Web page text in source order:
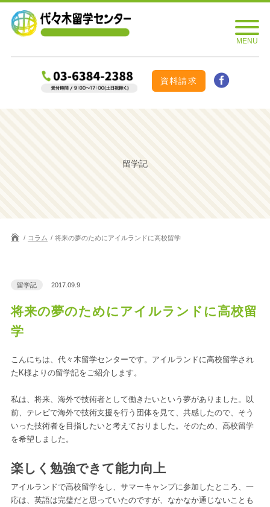
資料請求
留学記
コラム 将来の夢のためにアイルランドに高校留学
留学記 2017.09.9
将来の夢のためにアイルランドに高校留
学
こんにちは、代々木留学センターです。アイルランドに高校留学され
たK様よりの留学記をご紹介します。
私は、将来、海外で技術者として働きたいという夢がありました。以
前、テレビで海外で技術支援を行う団体を見て、共感したので、そう
いった技術者を目指したいと考えておりました。そのため、高校留学
を希望しました。
楽しく勉強できて能力向上
アイルランドで高校留学をし、サマーキャンプに参加したところ、一
応は、英語は完璧だと思っていたのですが、なかなか通じないことも